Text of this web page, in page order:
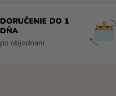
DORUČENIE DO 1
DŇA
po objednaní